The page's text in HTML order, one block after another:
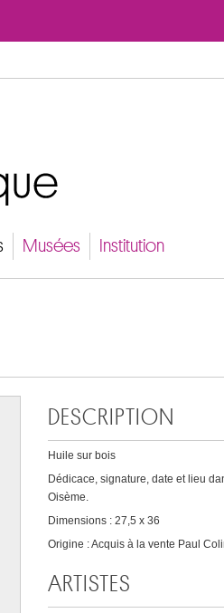
Musées Institution
DESCRIPTION
Huile sur bois
Dédicace, signature, date et lieu
Oisème.
Dimensions : 27,5 x 36
Origine : Acquis à la vente Paul
ARTISTES